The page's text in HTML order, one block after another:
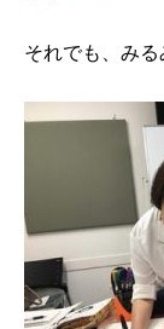
それでも、みる